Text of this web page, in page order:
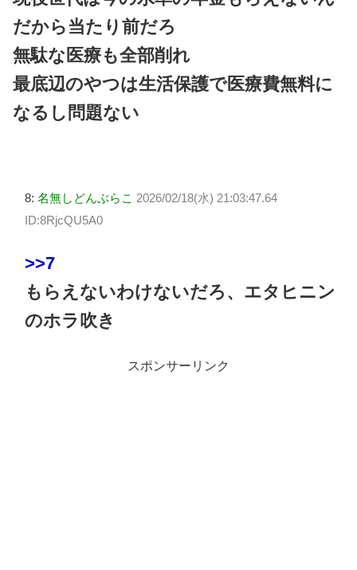
だから当たり前だろ
無駄な医療も全部削れ
最底辺のやつは生活保護で医療費無料に
なるし問題ない
8: 名無しどんぶらこ 2026/02/18(水) 21:03:47.64
ID:8RjcQU5A0
>>7
もらえないわけないだろ、エタヒニン
のホラ吹き
スポンサーリンク